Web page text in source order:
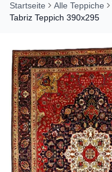
Startseite Alle Teppiche
Tabriz Teppich 390x295